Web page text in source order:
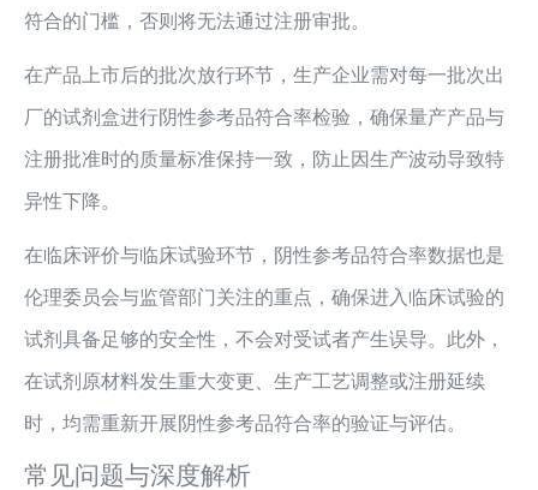
符合的门槛，否则将无法通过注册审批。
在产品上市后的批次放行环节，生产企业需对每一批次出
厂的试剂盒进行阴性参考品符合率检验，确保量产产品与
注册批准时的质量标准保持一致，防止因生产波动导致特
异性下降。
在临床评价与临床试验环节，阴性参考品符合率数据也是
伦理委员会与监管部门关注的重点，确保进入临床试验的
试剂具备足够的安全性，不会对受试者产生误导。此外，
在试剂原材料发生重大变更、生产工艺调整或注册延续
时，均需重新开展阴性参考品符合率的验证与评估。
常见问题与深度解析